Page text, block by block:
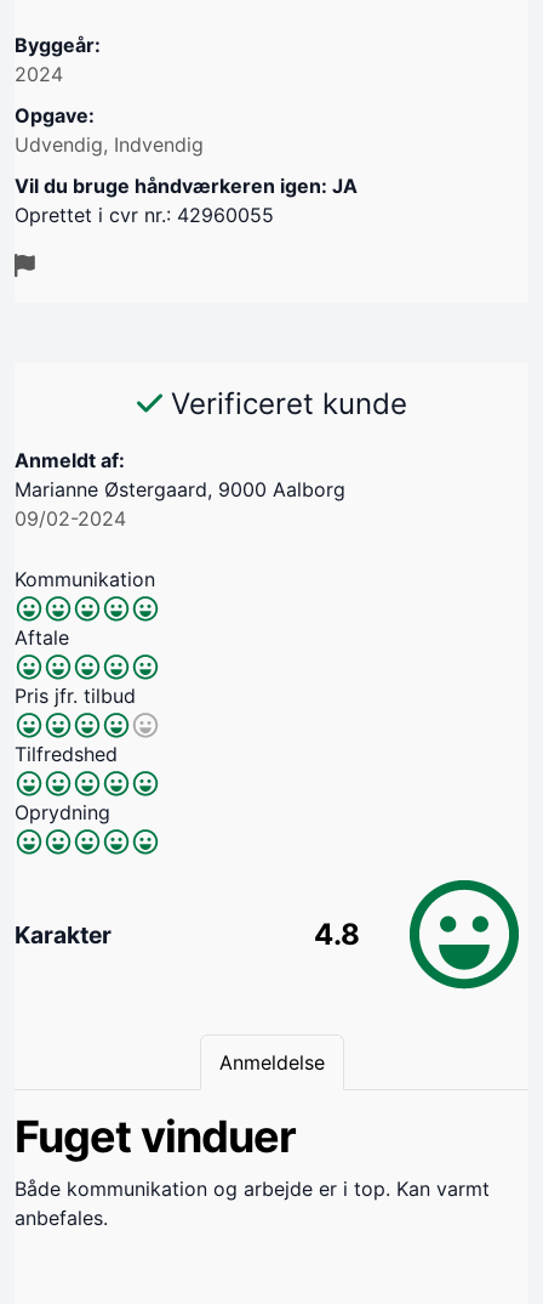
Byggeår:
2024
Opgave:
Udvendig, Indvendig
Vil du bruge håndværkeren igen: JA
Oprettet i cvr nr.: 42960055
Verificeret kunde
Anmeldt af:
Marianne Østergaard, 9000 Aalborg
09/02-2024
Kommunikation
Aftale
Pris jfr. tilbud
Tilfredshed
Oprydning
Karakter 4.8
Anmeldelse
Fuget vinduer
Både kommunikation og arbejde er i top. Kan varmt
anbefales.